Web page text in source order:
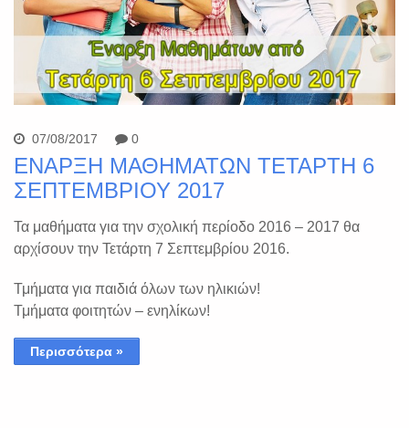
07/08/2017 0
ΕΝΑΡΞΗ ΜΑΘΗΜΑΤΩΝ ΤΕΤΑΡΤΗ 6
ΣΕΠΤΕΜΒΡΙΟΥ 2017
Τα μαθήματα για την σχολική περίοδο 2016 – 2017 θα
αρχίσουν την Τετάρτη 7 Σεπτεμβρίου 2016.
Τμήματα για παιδιά όλων των ηλικιών!
Τμήματα φοιτητών – ενηλίκων!
Περισσότερα »